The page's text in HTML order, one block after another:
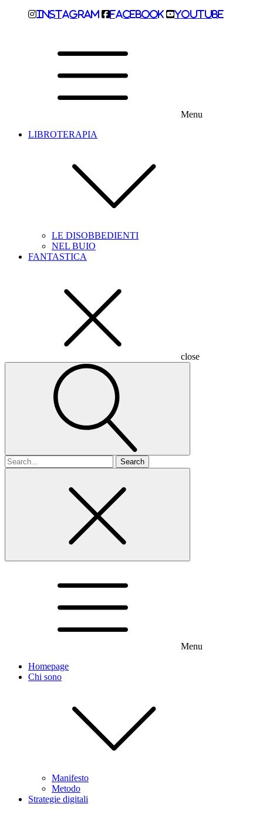
Instagram Facebook Youtube
Menu
LIBROTERAPIA
LE DISOBBEDIENTI
NEL BUIO
FANTASTICA
close
Search
for
Menu
Homepage
Chi sono
Manifesto
Metodo
Strategie digitali